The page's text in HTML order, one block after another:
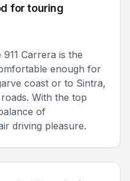
for touring
Carrera is the
enough for
coast or to Sintra,
With the top
of
driving pleasure.